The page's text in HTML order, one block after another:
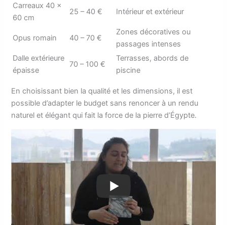
Carreaux 40 ×
60 cm
25 – 40 € Intérieur et extérieur
Opus romain 40 – 70 €
Zones décoratives ou
passages intenses
Dalle extérieure
épaisse
70 – 100 €
Terrasses, abords de
piscine
En choisissant bien la qualité et les dimensions, il est
possible d’adapter le budget sans renoncer à un rendu
naturel et élégant qui fait la force de la pierre d’Égypte.